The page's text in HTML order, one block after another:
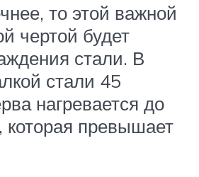
то этой важной
чертой будет
стали. В
стали 45
нагревается до
которая превышает